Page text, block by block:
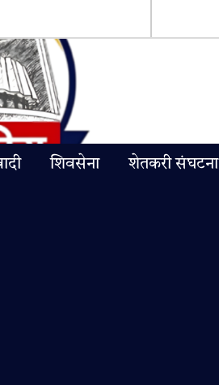
शिवसेना शेतकरी संघटना